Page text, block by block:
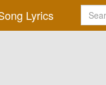
Lyrics